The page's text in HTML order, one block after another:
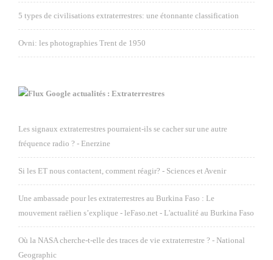
5 types de civilisations extraterrestres: une étonnante classification
Ovni: les photographies Trent de 1950
Google actualités : Extraterrestres
Les signaux extraterrestres pourraient-ils se cacher sur une autre
fréquence radio ? - Enerzine
Si les ET nous contactent, comment réagir? - Sciences et Avenir
Une ambassade pour les extraterrestres au Burkina Faso : Le
mouvement raëlien s’explique - leFaso.net - L'actualité au Burkina Faso
Où la NASA cherche-t-elle des traces de vie extraterrestre ? - National
Geographic